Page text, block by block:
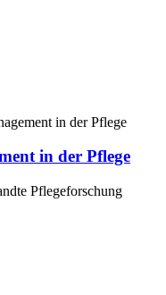
in der Pflege
Pflegeforschung